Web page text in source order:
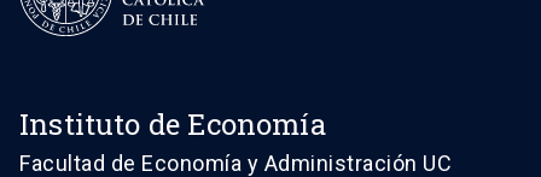
Instituto de Economía
Facultad de Economía y Administración UC